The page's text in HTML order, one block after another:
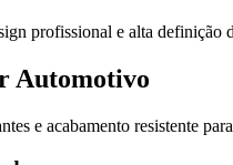
profissional e alta definição
Automotivo
e acabamento resistente